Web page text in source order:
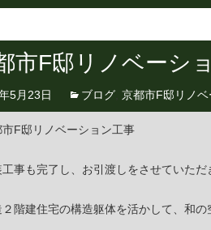
市F邸リノベーシ
5月23日 ブログ 京都市F邸リノベ
市F邸リノベーション工事
工事も完了し、お引渡しをさせていただ
２階建住宅の構造躯体を活かして、和